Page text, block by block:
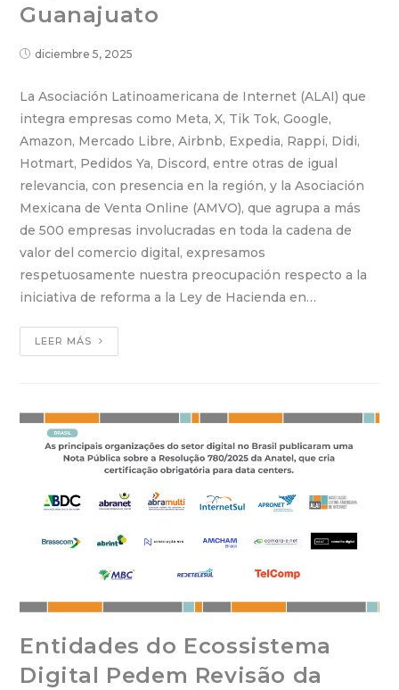
Guanajuato
diciembre 5, 2025
La Asociación Latinoamericana de Internet (ALAI) que
integra empresas como Meta, X, Tik Tok, Google,
Amazon, Mercado Libre, Airbnb, Expedia, Rappi, Didi,
Hotmart, Pedidos Ya, Discord, entre otras de igual
relevancia, con presencia en la región, y la Asociación
Mexicana de Venta Online (AMVO), que agrupa a más
de 500 empresas involucradas en toda la cadena de
valor del comercio digital, expresamos
respetuosamente nuestra preocupación respecto a la
iniciativa de reforma a la Ley de Hacienda en…
LEER MÁS
Entidades do Ecossistema
Digital Pedem Revisão da